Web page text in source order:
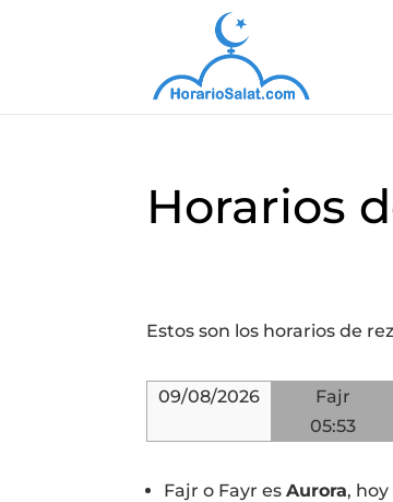
Horarios
Estos son los horarios de
09/08/2026
Fajr
05:53
Fajr o Fayr esAurora,